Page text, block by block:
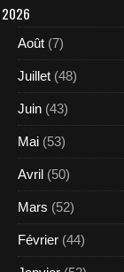
2026
Août (7)
Juillet (48)
Juin (43)
Mai (53)
Avril (50)
Mars (52)
Février (44)